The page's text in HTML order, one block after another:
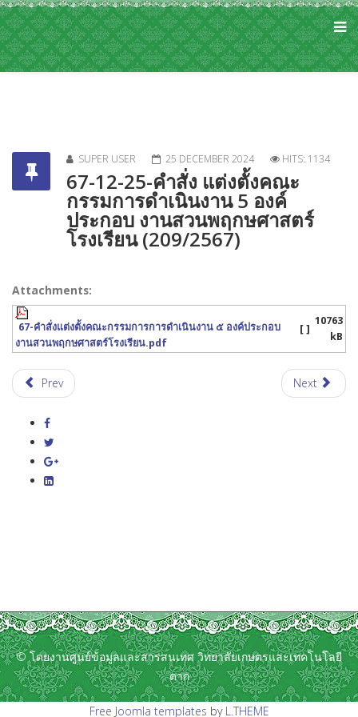
SUPER USER 25 DECEMBER 2024 HITS: 1134
67-12-25-คำสั่ง แต่งตั้งคณะ
กรรมการดำเนินงาน 5 องค์
ประกอบ งานสวนพฤกษศาสตร์
โรงเรียน (209/2567)
Attachments:
67-คำสั่งแต่งตั้งคณะกรรมการการดำเนินงาน ๕ องค์ประกอบ
งานสวนพฤกษศาสตร์โรงเรียน.pdf
[ ]
10763
kB
Prev Next
© โดยงานศูนย์ข้อมูลและสารสนเทศ วิทยาลัยเกษตรและเทคโนโลยี
ตาก
Free Joomla templates by L.THEME